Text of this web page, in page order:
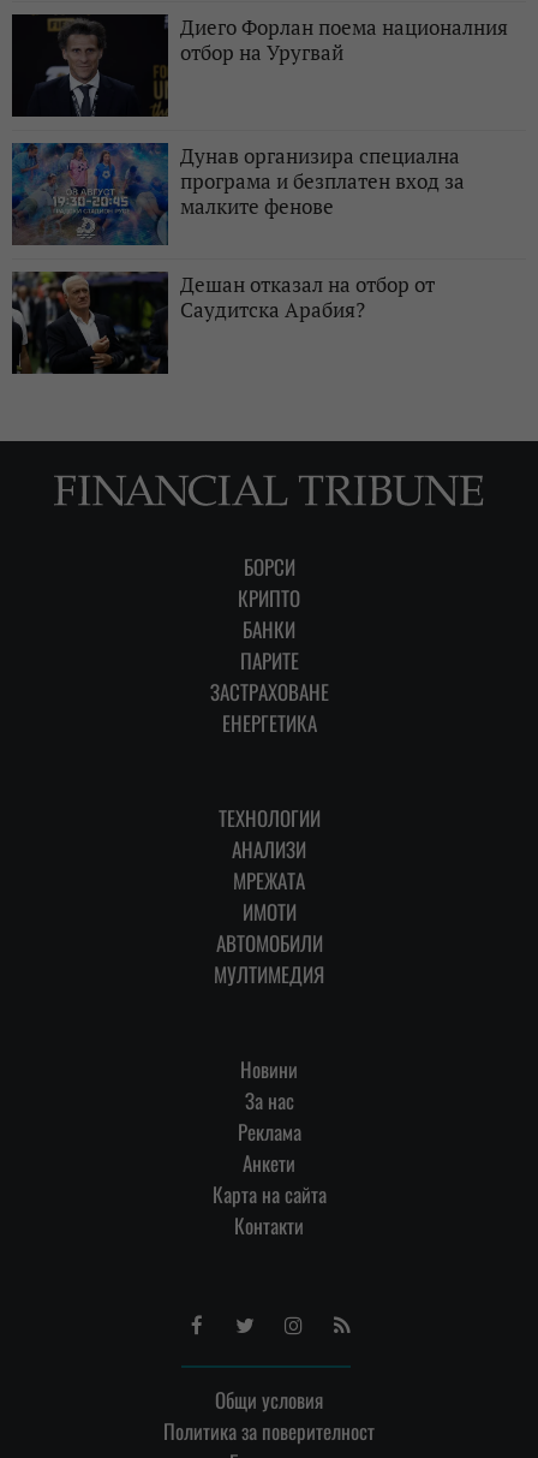
Диего Форлан поема националния
отбор на Уругвай
Дунав организира специална
програма и безплатен вход за
малките фенове
Дешан отказал на отбор от
Саудитска Арабия?
БОРСИ
КРИПТО
БАНКИ
ПАРИТЕ
ЗАСТРАХОВАНЕ
ЕНЕРГЕТИКА
ТЕХНОЛОГИИ
АНАЛИЗИ
МРЕЖАТА
ИМОТИ
АВТОМОБИЛИ
МУЛТИМЕДИЯ
Новини
За нас
Реклама
Анкети
Карта на сайта
Контакти
FacebookTwitterInstagram
RSS
Общи условия
Политика за поверителност